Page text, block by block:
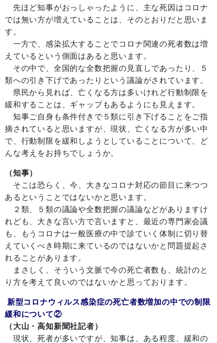
先ほど知事がおっしゃったように、主な死因はコロナ
では無い方が増えていることは、そのとおりだと思いま
す。
一方で、感染拡大することでコロナ関連の死者数は増
えているという側面はあると思います。
その中で、全国的な全数把握の見直しであったり、５
類への引き下げであったりという議論がされています。
県民から見れば、亡くなる方は多いけれど行動制限を
緩和することは、ギャップもあるようにも見えます。
知事ご自身も条件付きで５類に引き下げることをご指
摘されていると思いますが、現状、亡くなる方が多い中
で、行動制限を緩和しようとしていることについて、ど
んな考えをお持ちでしょうか。
（知事）
そこは恐らく、今、大きなコロナ対応の節目に来つつ
あるということではないかと思います。
２類、５類の議論や全数把握の議論などがありますけ
れども、大きな言い方で言いますと、最近の専門家会議
も、もうコロナは一般医療の中で診ていく体制に切り替
えていくべき時期に来ているのではないかと問題提起さ
れることがあります。
まさしく、そういう文脈で今の死亡者数も、統計のと
り方を考えて良いのではないかと思っております。
新型コロナウィルス感染症の死亡者数増加の中での制限
緩和について②
（大山・高知新聞社記者）
現状、死者が多いですが、知事は、ある程度、緩和の